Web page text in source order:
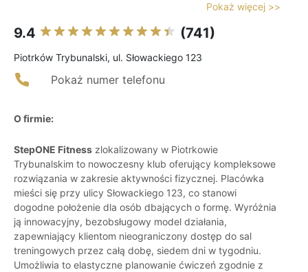
Pokaż więcej >>
9.4 (741)
Piotrków Trybunalski, ul. Słowackiego 123
Pokaż numer telefonu
O firmie:
StepONE Fitness zlokalizowany w Piotrkowie
Trybunalskim to nowoczesny klub oferujący kompleksowe
rozwiązania w zakresie aktywności fizycznej. Placówka
mieści się przy ulicy Słowackiego 123, co stanowi
dogodne położenie dla osób dbających o formę. Wyróżnia
ją innowacyjny, bezobsługowy model działania,
zapewniający klientom nieograniczony dostęp do sal
treningowych przez całą dobę, siedem dni w tygodniu.
Umożliwia to elastyczne planowanie ćwiczeń zgodnie z